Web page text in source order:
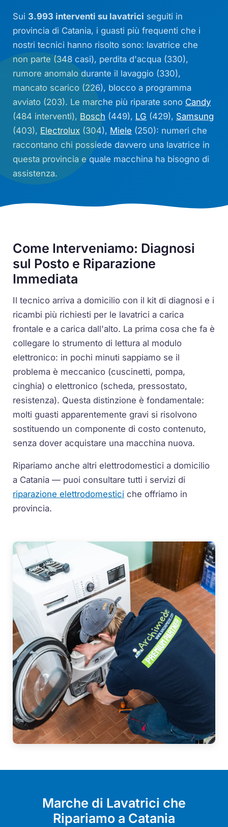
Sui 3.993 interventi su lavatrici seguiti in
provincia di Catania, i guasti più frequenti che i
nostri tecnici hanno risolto sono: lavatrice che
non parte (348 casi), perdita d'acqua (330),
rumore anomalo durante il lavaggio (330),
mancato scarico (226), blocco a programma
avviato (203). Le marche più riparate sono Candy
(484 interventi), Bosch (449), LG (429), Samsung
(403), Electrolux (304), Miele (250): numeri che
raccontano chi possiede davvero una lavatrice in
questa provincia e quale macchina ha bisogno di
assistenza.
Come Interveniamo: Diagnosi
sul Posto e Riparazione
Immediata
Il tecnico arriva a domicilio con il kit di diagnosi e i
ricambi più richiesti per le lavatrici a carica
frontale e a carica dall'alto. La prima cosa che fa è
collegare lo strumento di lettura al modulo
elettronico: in pochi minuti sappiamo se il
problema è meccanico (cuscinetti, pompa,
cinghia) o elettronico (scheda, pressostato,
resistenza). Questa distinzione è fondamentale:
molti guasti apparentemente gravi si risolvono
sostituendo un componente di costo contenuto,
senza dover acquistare una macchina nuova.
Ripariamo anche altri elettrodomestici a domicilio
a Catania — puoi consultare tutti i servizi di
riparazione elettrodomestici che offriamo in
provincia.
Marche di Lavatrici che
Ripariamo a Catania